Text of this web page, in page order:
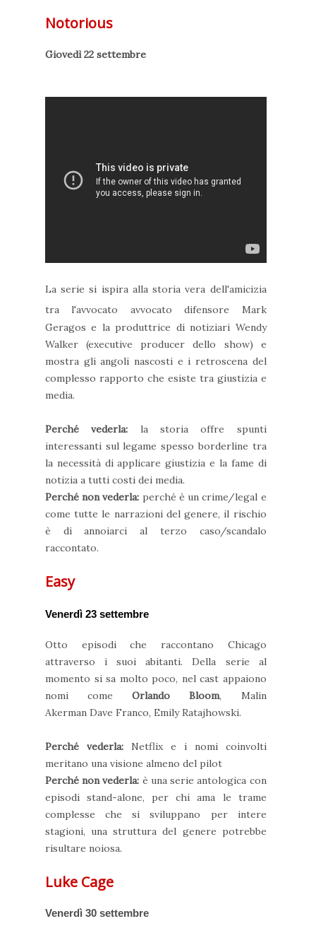
Notorious
Giovedì 22 settembre
La serie si ispira alla storia vera dell'amicizia
tra l'avvocato
avvocato difensore Mark
Geragos e la produttrice di notiziari Wendy
Walker (executive producer dello show) e
mostra gli angoli nascosti e i retroscena del
complesso rapporto che esiste tra giustizia e
media.
Perché vederla: la storia offre spunti
interessanti sul legame spesso borderline tra
la necessità di applicare giustizia e la fame di
notizia a tutti costi dei media.
Perché non vederla: perché è un crime/legal e
come tutte le narrazioni del genere, il rischio
è di annoiarci al terzo caso/scandalo
raccontato.
Easy
Venerdì 23 settembre
Otto episodi che raccontano Chicago
attraverso i suoi abitanti. Della serie al
momento si sa molto poco, nel cast appaiono
nomi comeOrlando Bloom, Malin
Akerman Dave Franco, Emily Ratajhowski.
Perché vederla:Netflix e i nomi coinvolti
meritano una visione almeno del pilot
Perché non vederla: è una serie antologica con
episodi stand-alone, per chi ama le trame
complesse che si sviluppano per intere
stagioni, una struttura del genere potrebbe
risultare noiosa.
Luke Cage
Venerdì 30 settembre